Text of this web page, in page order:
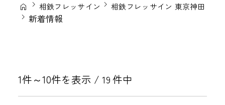
相鉄フレッサイン 相鉄フレッサイン 東京神田
新着情報
1件～10件を表示 / 19件中